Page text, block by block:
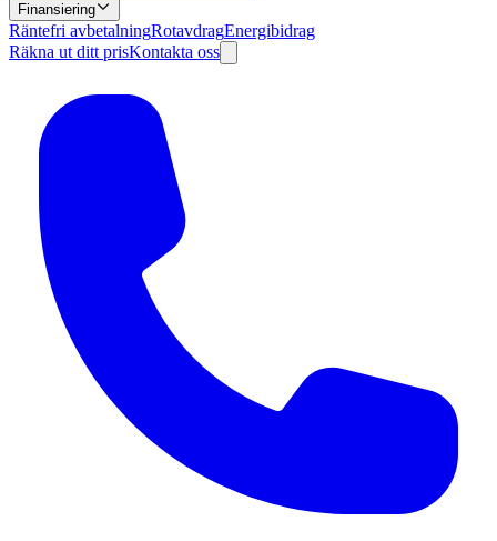
Finansiering
Räntefri avbetalningRotavdragEnergibidrag
Räkna ut ditt prisKontakta oss